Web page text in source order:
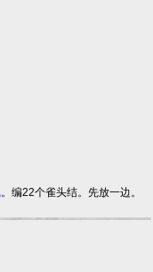
。编22个雀头结。先放一边。